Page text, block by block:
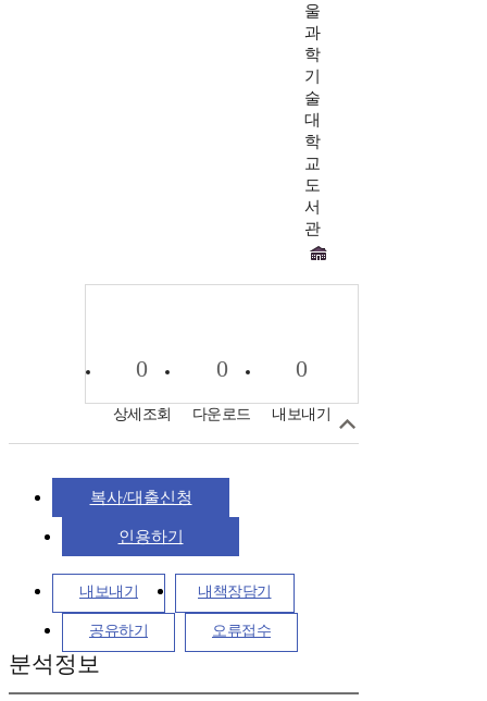
울
과
학
기
술
대
학
교
도
서
관
0
상세조회
0
다운로드
0
내보내기
복사/대출신청
인용하기
내보내기 내책장담기
공유하기 오류접수
분석정보